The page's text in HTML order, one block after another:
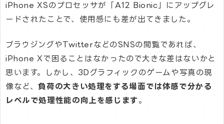
iPhone XSのプロセッサが「A12 Bionic」にアップグレ
ードされたことで、使用感にも差が出てきました。
ブラウジングやTwitterなどのSNSの閲覧であれば、
iPhone Xで困ることはなかったので大きな差はないかと
思います。しかし、3Dグラフィックのゲームや写真の現
像など、負荷の大きい処理をする場面では体感で分かる
レベルで処理性能の向上を感じます 。